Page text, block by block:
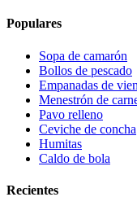
Populares
Sopa de camarón
Bollos de pescado
Empanadas de
Menestrón de
Pavo relleno
Ceviche de concha
Humitas
Caldo de bola
Recientes